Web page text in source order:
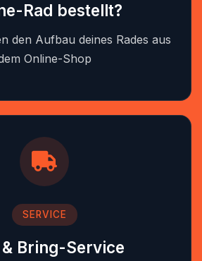
Rad bestellt?
den Aufbau deines Rades aus
Online-Shop
SERVICE
Bring-Service